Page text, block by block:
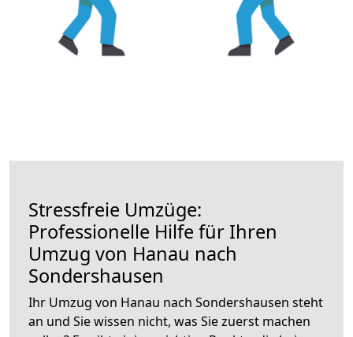
Stressfreie Umzüge:
Professionelle Hilfe für Ihren
Umzug von Hanau nach
Sondershausen
Ihr Umzug von Hanau nach Sondershausen steht
an und Sie wissen nicht, was Sie zuerst machen